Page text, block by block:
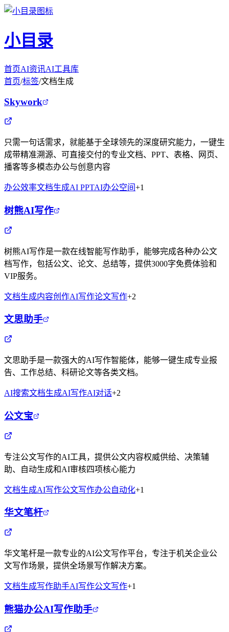
小目录
首页AI资讯AI工具库
首页/标签/文档生成
Skywork
只需一句话需求，就能基于全球领先的深度研究能力，一键生
成带精准溯源、可直接交付的专业文档、PPT、表格、网页、
播客等多模态办公与创意内容
办公效率文档生成AI PPTAI办公空间+1
树熊AI写作
树熊AI写作是一款在线智能写作助手，能够完成各种办公文
档写作，包括公文、论文、总结等，提供3000字免费体验和
VIP服务。
文档生成内容创作AI写作论文写作+2
文思助手
文思助手是一款强大的AI写作智能体，能够一键生成专业报
告、工作总结、科研论文等各类文档。
AI搜索文档生成AI写作AI对话+2
公文宝
专注公文写作的AI工具，提供公文内容权威供给、决策辅
助、自动生成和AI审核四项核心能力
文档生成AI写作公文写作办公自动化+1
华文笔杆
华文笔杆是一款专业的AI公文写作平台，专注于机关企业公
文写作场景，提供全场景写作解决方案。
文档生成写作助手AI写作公文写作+1
熊猫办公AI写作助手